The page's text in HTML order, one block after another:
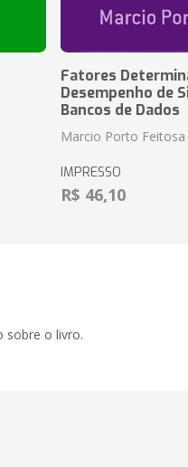
Fatores
Desempenho de
Bancos de Dados
Marcio Porto Feitosa
IMPRESSO
R$ 46,10
sobre o livro.